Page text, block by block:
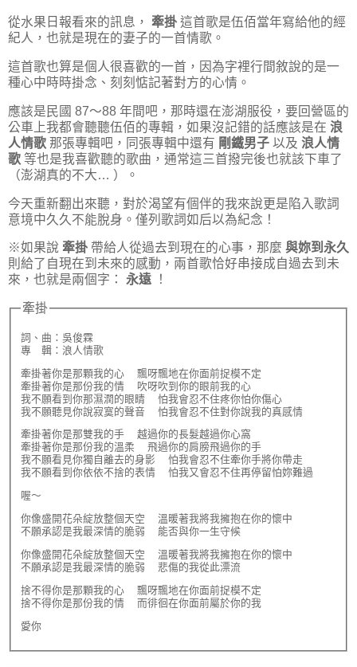
從水果日報看來的訊息， 牽掛 這首歌是伍佰當年寫給他的經
紀人，也就是現在的妻子的一首情歌。
這首歌也算是個人很喜歡的一首，因為字裡行間敘說的是一
種心中時時掛念、刻刻惦記著對方的心情。
應該是民國 87～88 年間吧，那時還在澎湖服役，要回營區的
公車上我都會聽聽伍佰的專輯，如果沒記錯的話應該是在 浪
人情歌 那張專輯吧，同張專輯中還有 剛鐵男子 以及 浪人情
歌 等也是我喜歡聽的歌曲，通常這三首撥完後也就該下車了
（澎湖真的不大… ）。
今天重新翻出來聽，對於渴望有個伴的我來說更是陷入歌詞
意境中久久不能脫身。僅列歌詞如后以為紀念！
※如果說 牽掛 帶給人從過去到現在的心事，那麼 與妳到永久
則給了自現在到未來的感動，兩首歌恰好串接成自過去到未
來，也就是兩個字： 永遠 ！
牽掛
詞、曲：吳俊霖
專　輯：浪人情歌
牽掛著你是那顆我的心  飄呀飄地在你面前捉模不定
牽掛著你是那份我的情  吹呀吹到你的眼前我的心
我不願看到你那濕潤的眼睛  怕我會忍不住疼你怕你傷心
我不願聽見你說寂寞的聲音  怕我會忍不住對你說我的真感情
牽掛著你是那雙我的手  越過你的長髮越過你心窩
牽掛著你是那份我的溫柔  飛過你的肩膀飛過你的手
我不願看見你獨自離去的身影  怕我會忍不住牽你手將你帶走
我不願看到你依依不捨的表情  怕我又會忍不住再停留怕妳難過
喔～
你像盛開花朵綻放整個天空  溫暖著我將我擁抱在你的懷中
不願承認是我最深情的脆弱  能否與你一生守候
你像盛開花朵綻放整個天空  溫暖著我將我擁抱在你的懷中
不願承認是我最深情的脆弱  悲傷的我從此漂流
捨不得你是那顆我的心  飄呀飄地在你面前捉模不定
捨不得你是那份我的情  而徘徊在你面前屬於你的我
愛你